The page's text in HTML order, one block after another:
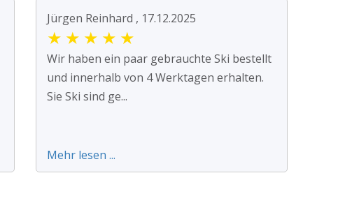
Jürgen Reinhard , 17.12.2025
★ ★ ★ ★ ★
Wir haben ein paar gebrauchte Ski bestellt
und innerhalb von 4 Werktagen erhalten.
Sie Ski sind ge...
Mehr lesen ...